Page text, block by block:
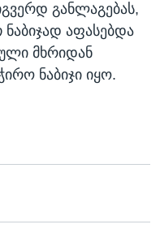
განლაგებას,
აფასებდა
მხრიდან
ნაბიჯი იყო.